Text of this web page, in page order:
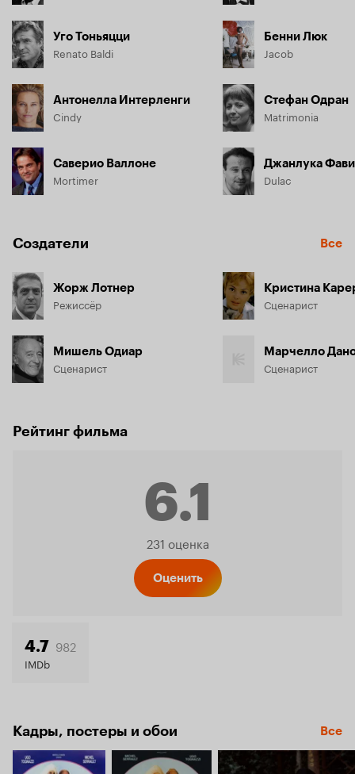
Уго Тоньяцци
Renato Baldi
Антонелла Интерленги
Cindy
Саверио Валлоне
Mortimer
Бенни Люк
Jacob
Стефан Одран
Matrimonia
Джанлука
Dulac
Создатели Все
Жорж Лотнер
Режиссёр
Мишель Одиар
Сценарист
Кристина
Сценарист
Марчелло
Сценарист
Рейтинг фильма
6.1
Рейтинг
231 оценка
Оценить
4.7 982
IMDb
Кадры, постеры и обои Все